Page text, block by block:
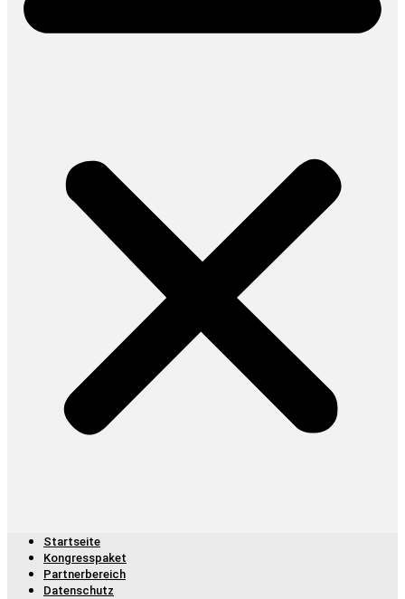
Startseite
Kongresspaket
Partnerbereich
Datenschutz­